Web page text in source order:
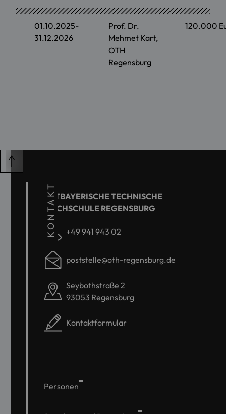
01.10.2025-
31.12.2026
Prof. Dr.
Mehmet Kart,
OTH
Regensburg
120.000
KONTAKT
OSTBAYERISCHE TECHNISCHE
HOCHSCHULE REGENSBURG
+49 941 943 02
poststelle@oth-regensburg.de
Seybothstraße 2
93053 Regensburg
Kontaktformular
Personen